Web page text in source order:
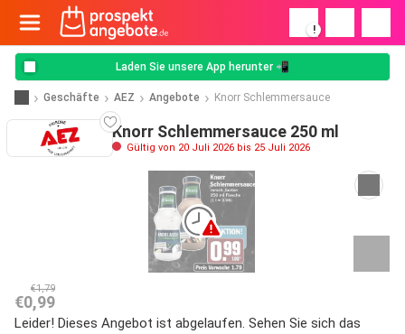
!
Laden Sie unsere App herunter 📲
Geschäfte AEZ Angebote Knorr Schlemmersauce
Knorr Schlemmersauce 250 ml
Gültig von 20 Juli 2026 bis 25 Juli 2026
€1,79
€0,99
Leider! Dieses Angebot ist abgelaufen. Sehen Sie sich das